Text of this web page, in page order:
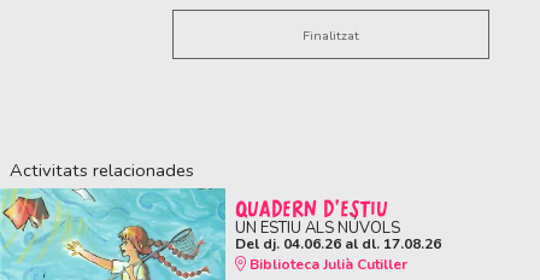
Finalitzat
Activitats relacionades
QUADERN D'ESTIU
UN ESTIU ALS NÚVOLS
Del dj. 04.06.26al dl. 17.08.26
Biblioteca Julià Cutiller